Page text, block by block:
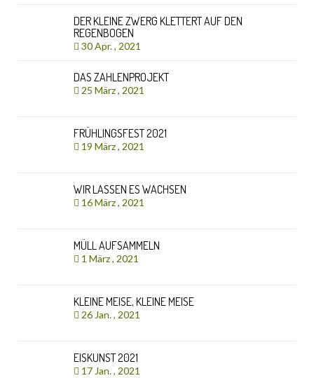
DER KLEINE ZWERG KLETTERT AUF DEN
REGENBOGEN
30 Apr. , 2021
DAS ZAHLENPROJEKT
25 März , 2021
FRÜHLINGSFEST 2021
19 März , 2021
WIR LASSEN ES WACHSEN
16 März , 2021
MÜLL AUFSAMMELN
1 März , 2021
KLEINE MEISE, KLEINE MEISE
26 Jan. , 2021
EISKUNST 2021
17 Jan. , 2021